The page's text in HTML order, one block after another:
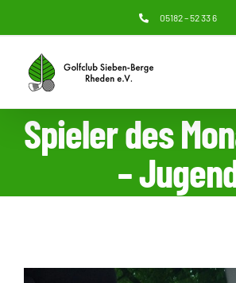
Inhalt
springen
05182 – 52 33 6
Spieler des
–